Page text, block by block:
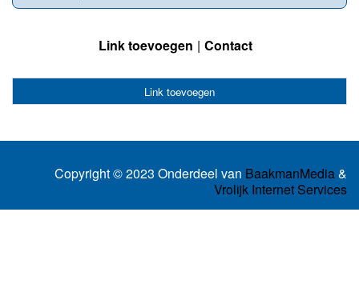
Link toevoegen Contact
Link toevoegen
Copyright © 2023 Onderdeel van BaakmanMedia&
Vrolijk Internet Services